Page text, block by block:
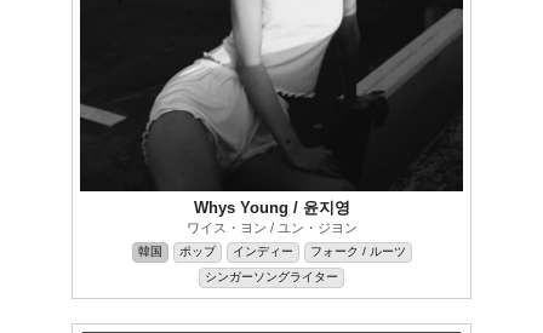
Whys Young / 윤지영
ワイス・ヨン / ユン・ジヨン
韓国 ポップ インディー
フォーク / ルーツ
シンガーソングライター